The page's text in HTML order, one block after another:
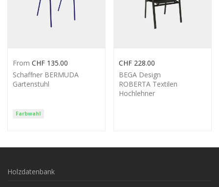
Farbwahl
Schaffner BERMUDA
Gartenstuhl
From CHF 135.00
BEGA Design
ROBERTA Textilen
Hochlehner
CHF 228.00
Holzdatenbank